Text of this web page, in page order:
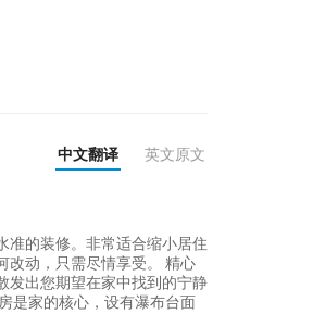
中文翻译 英文原文
准的装修。非常适合缩小居住
改动，只需尽情享受。 精心
发出您期望在家中找到的宁静
是家的核心，设有瀑布台面